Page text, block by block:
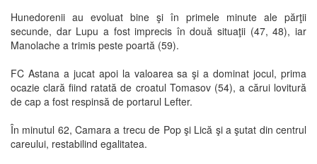
Hunedorenii au evoluat bine şi în primele minute ale părţii
secunde, dar Lupu a fost imprecis în două situaţii (47, 48), iar
Manolache a trimis peste poartă (59).
FC Astana a jucat apoi la valoarea sa şi a dominat jocul, prima
ocazie clară fiind ratată de croatul Tomasov (54), a cărui lovitură
de cap a fost respinsă de portarul Lefter.
În minutul 62, Camara a trecu de Pop şi Lică şi a şutat din centrul
careului, restabilind egalitatea.